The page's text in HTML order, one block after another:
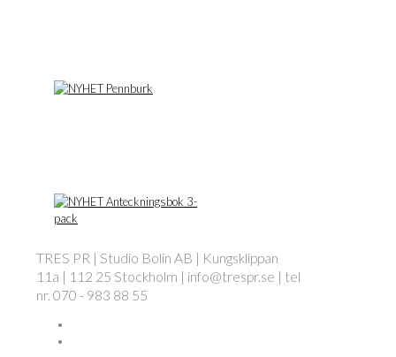
TRES PR | Studio Bolin AB | Kungsklippan
11a | 112 25 Stockholm | info@trespr.se | tel
nr. 070 - 983 88 55